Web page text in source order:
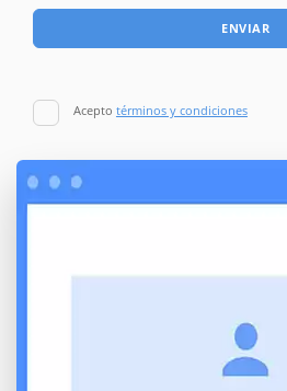
ENVIAR
Acepto términos y condiciones